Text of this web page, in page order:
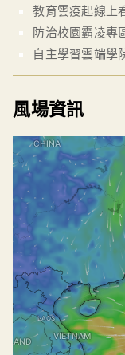
教育雲疫起線上
防治校園霸凌專
自主學習雲端學
風場資訊